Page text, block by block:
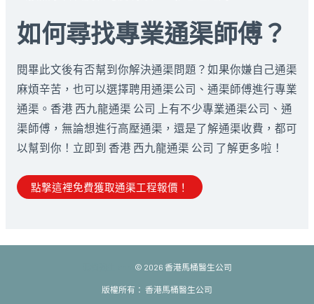
如何尋找專業通渠師傅？
閱畢此文後有否幫到你解決通渠問題？如果你嫌自己通渠
麻煩辛苦，也可以選擇聘用通渠公司、通渠師傅進行專業
通渠。香港 西九龍通渠 公司 上有不少專業通渠公司、通
渠師傅，無論想進行高壓通渠，還是了解通渠收費，都可
以幫到你！立即到 香港 西九龍通渠 公司 了解更多啦！
點撃這裡免費獲取通渠工程報價！
© 2026 香港馬桶醫生公司
版權所有： 香港馬桶醫生公司